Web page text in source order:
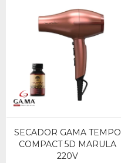
SECADOR GAMA TEMPO
COMPACT 5D MARULA
220V